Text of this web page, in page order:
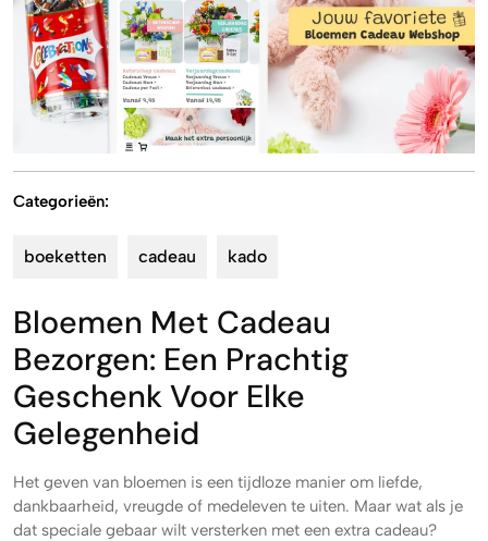
Categorieën:
boeketten cadeau kado
Bloemen Met Cadeau
Bezorgen: Een Prachtig
Geschenk Voor Elke
Gelegenheid
Het geven van bloemen is een tijdloze manier om liefde,
dankbaarheid, vreugde of medeleven te uiten. Maar wat als je
dat speciale gebaar wilt versterken met een extra cadeau?